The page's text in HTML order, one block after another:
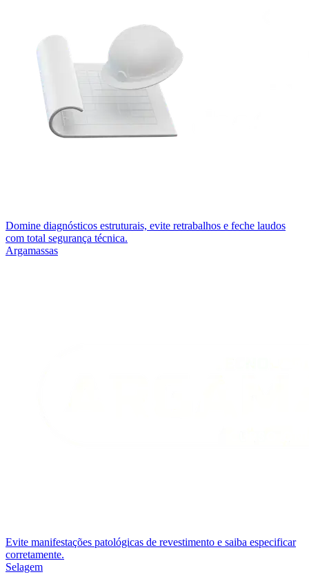
Domine diagnósticos estruturais, evite retrabalhos e feche laudos
com total segurança técnica.
Argamassas
Evite manifestações patológicas de revestimento e saiba especificar
corretamente.
Selagem